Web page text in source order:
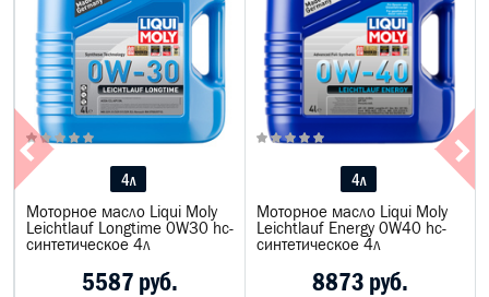
4л
Моторное масло Liqui Moly
Leichtlauf Longtime 0W30 hc-
синтетическое 4л
5587 руб.
4л
Моторное масло Liqui Moly
Leiсhtlauf Energy 0W40 hc-
синтетическое 4л
8873 руб.